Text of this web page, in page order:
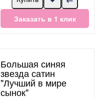
Заказать в 1 клик
Большая синяя
звезда сатин
"Лучший в мире
сынок"